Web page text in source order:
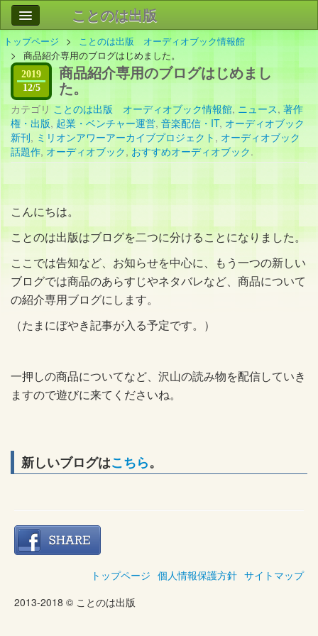
ことのは出版
作品
事業案内
会社情報
お問い合わせ
検索
トップページ
ことのは出版 オーディオブック情報館
商品紹介専用のブログはじめました。
2019
12/5
商品紹介専用のブログはじめまし
た。
カテゴリ ことのは出版 オーディオブック情報館, ニュース, 著作
権・出版, 起業・ベンチャー運営, 音楽配信・IT, オーディオブック
新刊, ミリオンアワーアーカイブプロジェクト , オーディオブック
話題作, オーディオブック, おすすめオーディオブック.
こんにちは。
ことのは出版はブログを二つに分けることになりました。
ここでは告知など、お知らせを中心に、もう一つの新しい
ブログでは商品のあらすじやネタバレなど、商品について
の紹介専用ブログにします。
（たまにぼやき記事が入る予定です。）
一押しの商品についてなど、沢山の読み物を配信していき
ますので遊びに来てくださいね。
新しいブログはこちら。
トップページ 個人情報保護方針 サイトマップ
2013-2018 © ことのは出版